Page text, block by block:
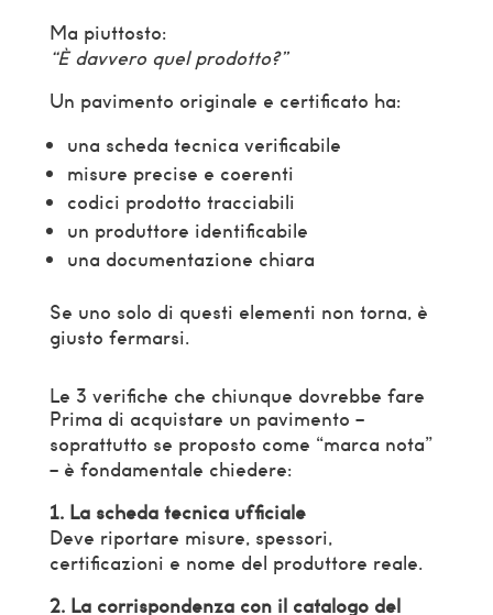
Ma piuttosto:
“È davvero quel prodotto?”
Un pavimento originale e certificato ha:
una scheda tecnica verificabile
misure precise e coerenti
codici prodotto tracciabili
un produttore identificabile
una documentazione chiara
Se uno solo di questi elementi non torna, è
giusto fermarsi.
Le 3 verifiche che chiunque dovrebbe fare
Prima di acquistare un pavimento –
soprattutto se proposto come “marca nota”
– è fondamentale chiedere:
1. La scheda tecnica ufficiale
Deve riportare misure, spessori,
certificazioni e nome del produttore reale.
2. La corrispondenza con il catalogo del